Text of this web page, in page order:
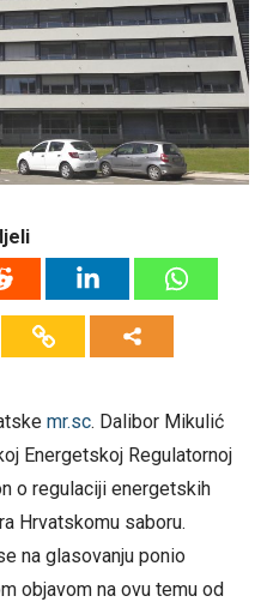
mr.sc. Dalibor Mikulić
Energetskoj Regulatornoj
o regulaciji energetskih
Hrvatskomu saboru.
na glasovanju ponio
objavom na ovu temu od